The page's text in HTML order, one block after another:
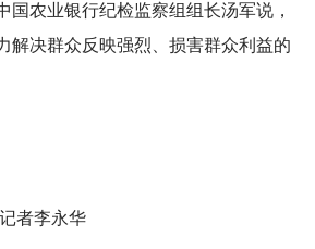
国农业银行纪检监察组组长汤军说，
解决群众反映强烈、损害群众利益的
者李永华